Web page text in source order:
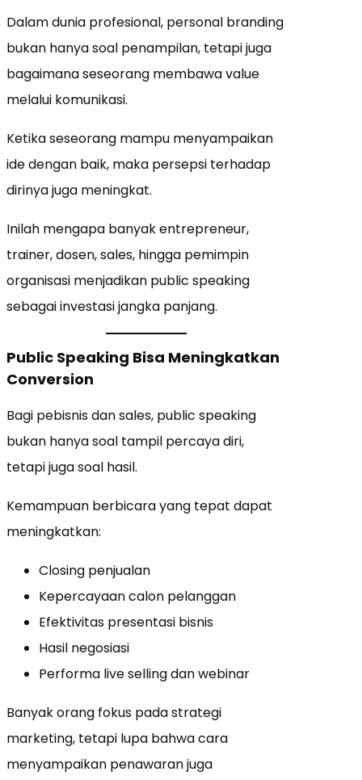
Dalam dunia profesional, personal branding
bukan hanya soal penampilan, tetapi juga
bagaimana seseorang membawa value
melalui komunikasi.
Ketika seseorang mampu menyampaikan
ide dengan baik, maka persepsi terhadap
dirinya juga meningkat.
Inilah mengapa banyak entrepreneur,
trainer, dosen, sales, hingga pemimpin
organisasi menjadikan public speaking
sebagai investasi jangka panjang.
Public Speaking Bisa Meningkatkan
Conversion
Bagi pebisnis dan sales, public speaking
bukan hanya soal tampil percaya diri,
tetapi juga soal hasil.
Kemampuan berbicara yang tepat dapat
meningkatkan:
Closing penjualan
Kepercayaan calon pelanggan
Efektivitas presentasi bisnis
Hasil negosiasi
Performa live selling dan webinar
Banyak orang fokus pada strategi
marketing, tetapi lupa bahwa cara
menyampaikan penawaran juga